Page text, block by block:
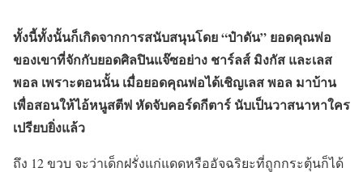
ทั้งนี้ทั้งนั้นก็เกิดจากการสนับสนุนโดย “ป๋าดัน” ยอดคุณพ่อ
ของเขาที่จักกับยอดศิลปินแจ๊ซอย่าง ชาร์ลส์ มิงกัส และเลส
พอล เพราะตอนนั้น เมื่อยอดคุณพ่อได้เชิญเลส พอล มาบ้าน
เพื่อสอนให้ไอ้หนูสตีฟ หัดจับคอร์ดกีตาร์ นับเป็นวาสนาหาใคร
เปรียบยิ่งแล้ว
ถึง 12 ขวบ จะว่าเด็กฝรั่งแก่แดดหรืออัจฉริยะที่ถูกกระตุ้นก็ได้